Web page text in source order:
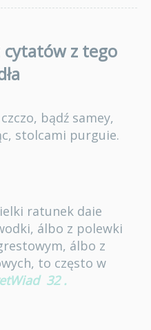
z tego
bądź samey,
stolcami purguie.
ratunek daie
álbo z polewki
álbo z
to często w
32 .